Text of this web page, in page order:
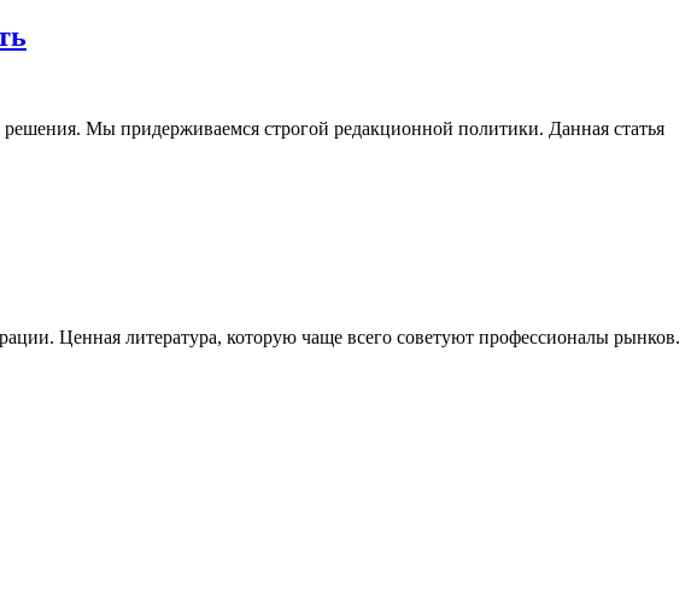
Мы придерживаемся строгой редакционной политики. Данная статья
Ценная литература, которую чаще всего советуют профессионалы рынков.